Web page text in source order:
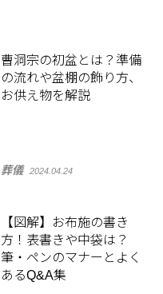
曹洞宗の初盆とは？準備
の流れや盆棚の飾り方、
お供え物を解説
葬儀 2024.04.24
【図解】お布施の書き
方！表書きや中袋は？
筆・ペンのマナーとよく
あるQ&A集